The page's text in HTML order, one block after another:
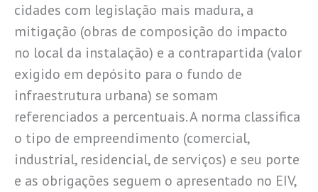
cidades com legislação mais madura, a
mitigação (obras de composição do impacto
no local da instalação) e a contrapartida (valor
exigido em depósito para o fundo de
infraestrutura urbana) se somam
referenciados a percentuais. A norma classifica
o tipo de empreendimento (comercial,
industrial, residencial, de serviços) e seu porte
e as obrigações seguem o apresentado no EIV,